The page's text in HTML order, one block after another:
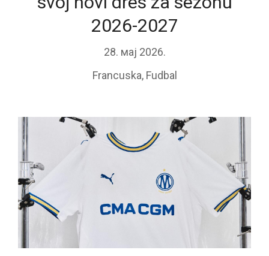
2026-2027
28. мај 2026.
Francuska, Fudbal